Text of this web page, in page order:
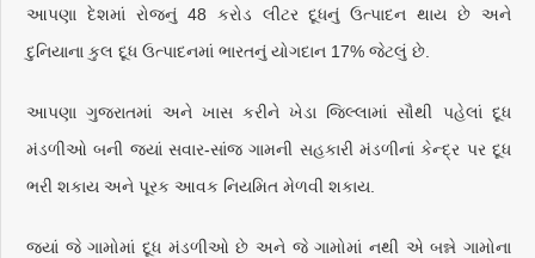
આપણા દેશમાં રોજનું 48 કરોડ લીટર દૂધનું ઉત્પાદન થાય છે અને
દુનિયાના કુલ દૂધ ઉત્પાદનમાં ભારતનું યોગદાન 17% જેટલું છે.
આપણા ગુજરાતમાં અને ખાસ કરીને ખેડા જિલ્લામાં સૌથી પહેલાં દૂધ
મંડળીઓ બની જ્યાં સવાર-સાંજ ગામની સહકારી મંડળીનાં કેન્દ્ર પર દૂધ
ભરી શકાય અને પૂરક આવક નિયમિત મેળવી શકાય.
જ્યાં જે ગામોમાં દૂધ મંડળીઓ છે અને જે ગામોમાં નથી એ બન્ને ગામોના